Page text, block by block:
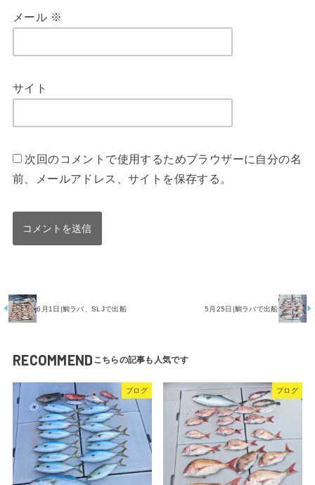
メール ※
サイト
次回のコメントで使用するためブラウザーに自分の名
前、メールアドレス、サイトを保存する。
6月1日|鯛ラバ、SLJで出船 5月25日|鯛ラバで出船
RECOMMEND
ブログ ブログ